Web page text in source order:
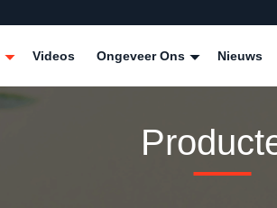
Videos Ongeveer Ons Nieuws